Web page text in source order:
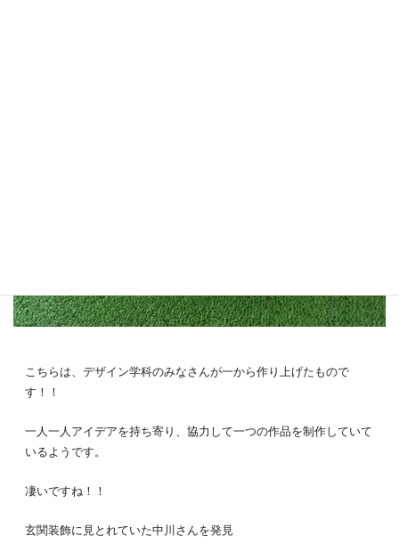
こちらは、デザイン学科のみなさんが一から作り上げたもので
す！！
一人一人アイデアを持ち寄り、協力して一つの作品を制作していて
いるようです。
凄いですね！！
玄関装飾に見とれていた中川さんを発見